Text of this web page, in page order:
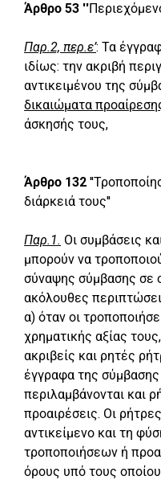
Άρθρο 53 ''
Παρ.2, περ.ε’: Τα
ιδίως: την ακριβή
αντικειμένου της
δικαιώματα
άσκησής τους,
Άρθρο 132
διάρκειά τους''
Παρ.1. Οι συμβάσεις
μπορούν να
σύναψης σύμβασης σε
ακόλουθες
α) όταν οι
χρηματικής αξίας
ακριβείς και ρητές
έγγραφα της σύμβασης
περιλαμβάνονται και
προαιρέσεις. Οι
αντικείμενο και τη
τροποποιήσεων ή
όρους υπό τους